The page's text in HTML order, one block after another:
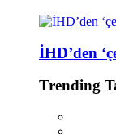
İHD’den
Trending